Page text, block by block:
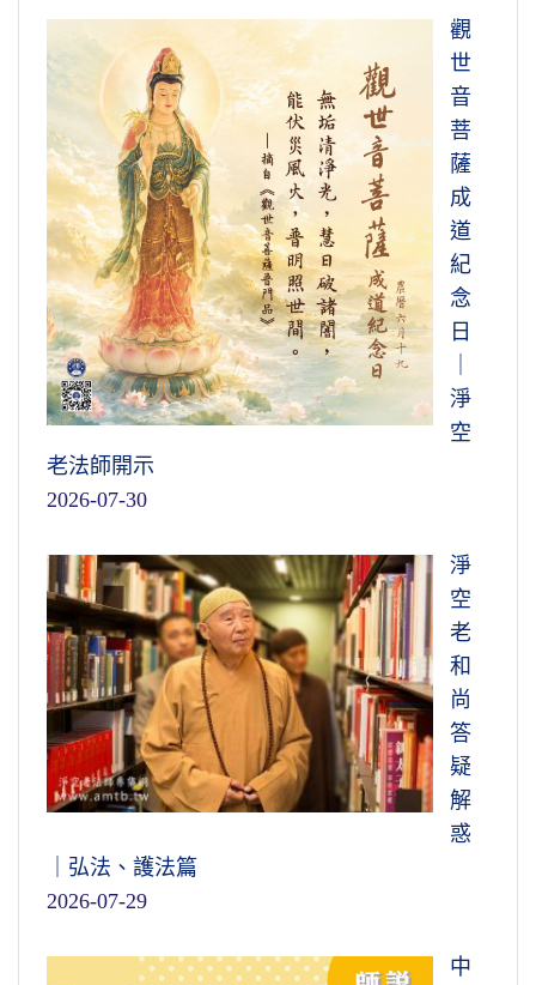
觀
世
音
菩
薩
成
道
紀
念
日
淨
空
老法師開示
2026-07-30
淨
空
老
和
尚
答
疑
解
惑
｜弘法、護法篇
2026-07-29
中